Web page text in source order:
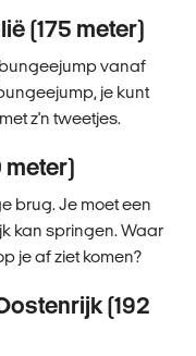
(175 meter)
vanaf
je kunt
z'n tweetjes.
meter)
brug. Je moet een
kan springen. Waar
je af ziet komen?
(192